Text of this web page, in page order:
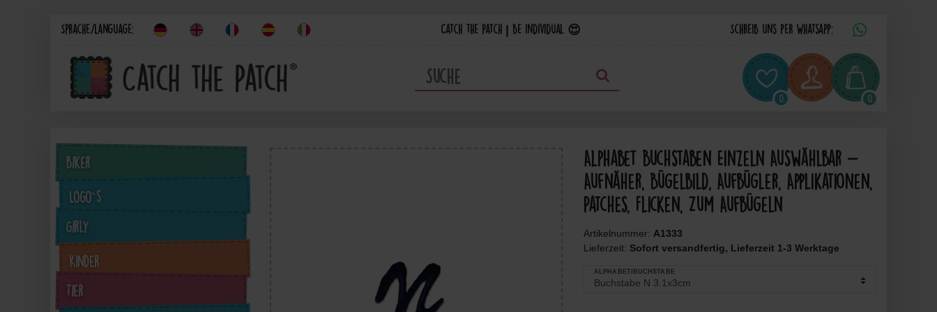
Sprache/Language: Catch the Patch | Be individual 😍 Schreib uns per Whatsapp:
0 0
Biker
Logo`s
Girly
Kinder
Tier
Alphabet Buchstaben Einzeln Auswählbar -
Aufnäher, Bügelbild, Aufbügler, Applikationen,
Patches, Flicken, Zum Aufbügeln
Artikelnummer: A1333
Lieferzeit: Sofort versandfertig, Lieferzeit 1-3 Werktage
ALPHABET/BUCHSTABE